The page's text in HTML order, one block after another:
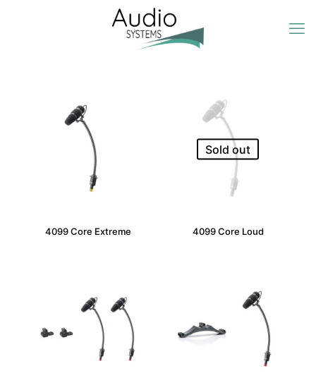
4099 Core Extreme
Sold out
4099 Core Loud